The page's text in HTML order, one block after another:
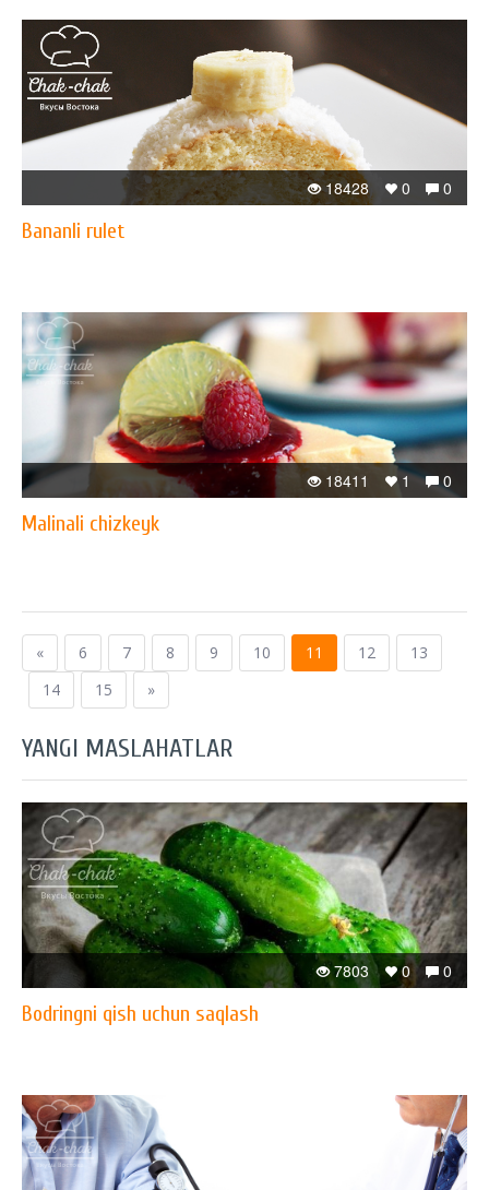
0
0
18428
Bananli rulet
0
1
18411
Malinali chizkeyk
« 6 7 8 9 10 11 12
13
14
15 »
YANGI MASLAHATLAR
0
0
7803
Bodringni qish uchun saqlash